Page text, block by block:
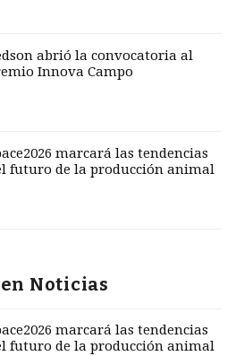
abrió la convocatoria al
Innova Campo
marcará las tendencias
futuro de la producción animal
en Noticias
marcará las tendencias
futuro de la producción animal